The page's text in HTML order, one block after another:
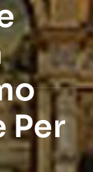
Per